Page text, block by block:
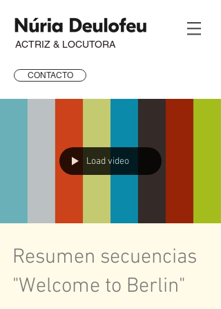
ACTRIZ & LOCUTORA
CONTACTO
Load video
Resumen secuencias
"Welcome to Berlin"